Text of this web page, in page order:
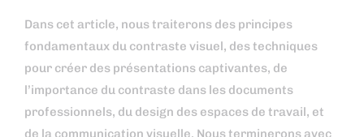
Dans cet article, nous traiterons des principes
fondamentaux du contraste visuel, des techniques
pour créer des présentations captivantes, de
l’importance du contraste dans les documents
professionnels, du design des espaces de travail, et
de la communication visuelle. Nous terminerons avec